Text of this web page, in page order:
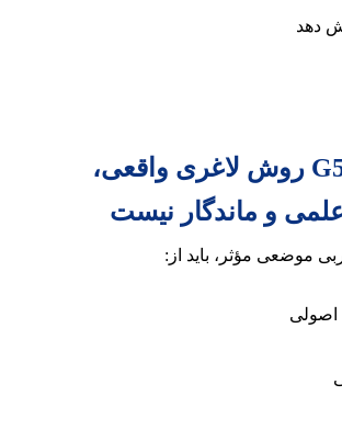
دهد
G5 روش لاغری واقعی،
و ماندگار نیست
موضعی مؤثر، باید از:
اصولی